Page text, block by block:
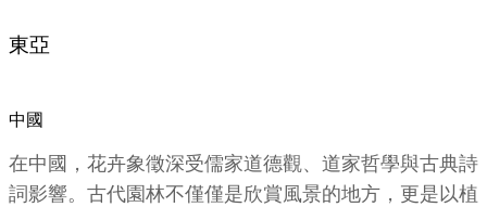
東亞
中國
在中國，花卉象徵深受儒家道德觀、道家哲學與古典詩
詞影響。古代園林不僅僅是欣賞風景的地方，更是以植